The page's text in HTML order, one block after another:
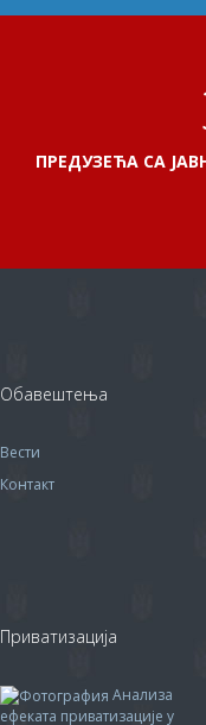
ПРЕДУЗЕЋА СА
Обавештења
Вести
Контакт
Приватизација
Анализа
ефеката приватизације у